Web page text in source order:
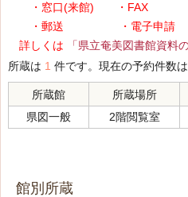
・窓口(来館) ・FAX
・郵送 ・電子申請
詳しくは
「県立奄美図書館資料
所蔵は 1 件です。現在の予約件数は
所蔵館 所蔵場所
県図一般
2階閲覧室
館別所蔵